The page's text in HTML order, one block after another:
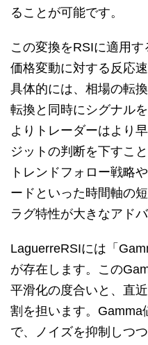
ることが可能です。
この変換をRSIに適用
価格変動に対する反応
具体的には、相場の転
転換と同時にシグナル
よりトレーダーはより
ジットの判断を下すこ
トレンドフォロー戦略
ードといった時間軸の
ラグ特性が大きなアド
LaguerreRSIには「
が存在します。この
平滑化の度合いと、直
割を担います。Gamma
で、ノイズを抑制しつ